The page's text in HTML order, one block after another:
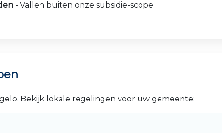
- Vallen buiten onze subsidie-scope
Bekijk lokale regelingen voor uw gemeente: